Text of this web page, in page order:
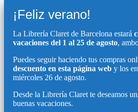
¡Feliz verano!
La Librería Claret de Barcelona estará
vacaciones del 1 al 25 de agosto,
Puedes seguir haciendo tus compras
descuento en esta página web y los
miércoles 26 de agosto.
Desde la Librería Claret te deseamos
buenas vacaciones.